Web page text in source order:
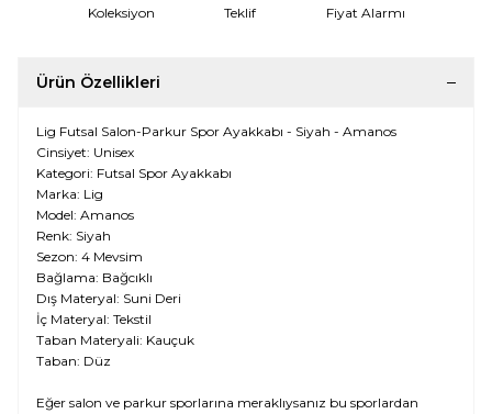
Koleksiyon Teklif Fiyat Alarmı
Ürün Özellikleri
Lig Futsal Salon-Parkur Spor Ayakkabı - Siyah - Amanos
Cinsiyet: Unisex
Kategori: Futsal Spor Ayakkabı
Marka: Lig
Model: Amanos
Renk: Siyah
Sezon: 4 Mevsim
Bağlama: Bağcıklı
Dış Materyal: Suni Deri
İç Materyal: Tekstil
Taban Materyali: Kauçuk
Taban: Düz
Eğer salon ve parkur sporlarına meraklıysanız bu sporlardan